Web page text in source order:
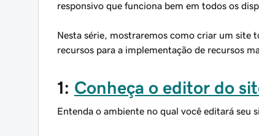
responsivo que funciona bem em todos os
Nesta série, mostraremos como criar um site
recursos para a implementação de recursos
1: Conheça o editor do
Entenda o ambiente no qual você editará seu